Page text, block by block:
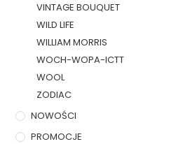
VINTAGE BOUQUET
WILD LIFE
WILLIAM MORRIS
WOCH-WOPA-ICTT
WOOL
ZODIAC
NOWOŚCI
PROMOCJE